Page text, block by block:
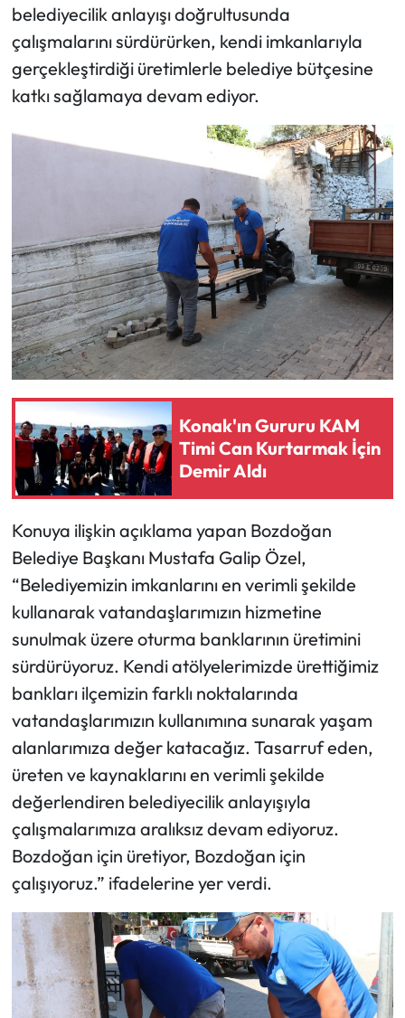
belediyecilik anlayışı doğrultusunda
çalışmalarını sürdürürken, kendi imkanlarıyla
gerçekleştirdiği üretimlerle belediye bütçesine
katkı sağlamaya devam ediyor.
Konak'ın Gururu KAM
Timi Can Kurtarmak İçin
Demir Aldı
Konuya ilişkin açıklama yapan Bozdoğan
Belediye Başkanı Mustafa Galip Özel,
“Belediyemizin imkanlarını en verimli şekilde
kullanarak vatandaşlarımızın hizmetine
sunulmak üzere oturma banklarının üretimini
sürdürüyoruz. Kendi atölyelerimizde ürettiğimiz
bankları ilçemizin farklı noktalarında
vatandaşlarımızın kullanımına sunarak yaşam
alanlarımıza değer katacağız. Tasarruf eden,
üreten ve kaynaklarını en verimli şekilde
değerlendiren belediyecilik anlayışıyla
çalışmalarımıza aralıksız devam ediyoruz.
Bozdoğan için üretiyor, Bozdoğan için
çalışıyoruz.” ifadelerine yer verdi.